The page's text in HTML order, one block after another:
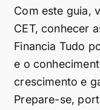
Com este guia,
CET, conhecer
Financia Tudo
e o
crescimento e
Prepare-se,